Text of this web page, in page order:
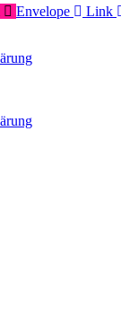
Envelope Link